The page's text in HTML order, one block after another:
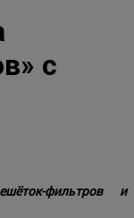
с
фильтров и